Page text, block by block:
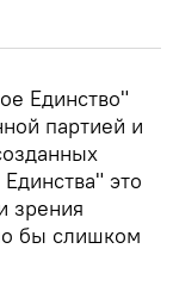
Единство"
партией и
это
зрения
бы слишком